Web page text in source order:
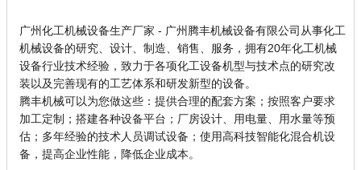
广州化工机械设备生产厂家 - 广州腾丰机械设备有限公司从事化工
机械设备的研究、设计、制造、销售、服务，拥有20年化工机械
设备行业技术经验，致力于各项化工设备机型与技术点的研究改
装以及完善现有的工艺体系和研发新型的设备。
腾丰机械可以为您做这些：提供合理的配套方案；按照客户要求
加工定制；搭建各种设备平台；厂房设计、用电量、用水量等预
估；多年经验的技术人员调试设备；使用高科技智能化混合机设
备，提高企业性能，降低企业成本。